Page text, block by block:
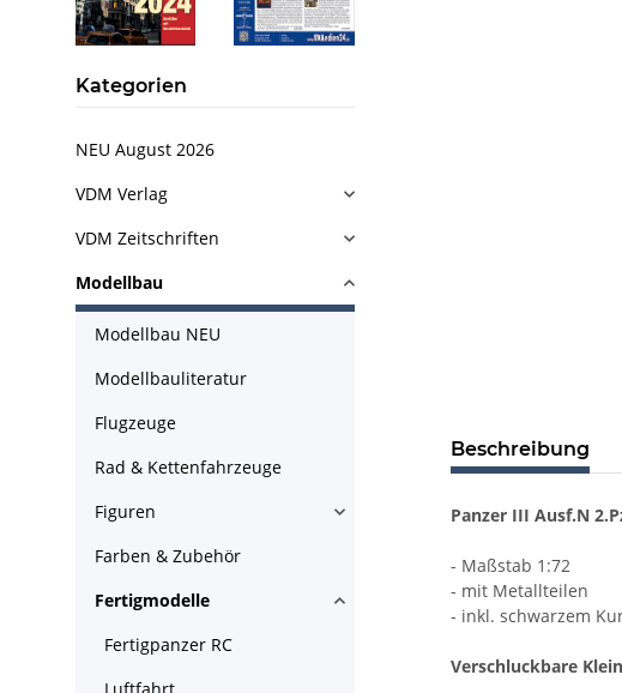
Beschreibung
Panzer III Ausf.N
- Maßstab 1:72
- mit Metallteilen
- inkl. schwarzem
Verschluckbare
Kategorien
NEU August 2026
VDM Verlag
VDM Zeitschriften
Modellbau
Modellbau NEU
Modellbauliteratur
Flugzeuge
Rad & Kettenfahrzeuge
Figuren
Farben & Zubehör
Fertigmodelle
Fertigpanzer RC